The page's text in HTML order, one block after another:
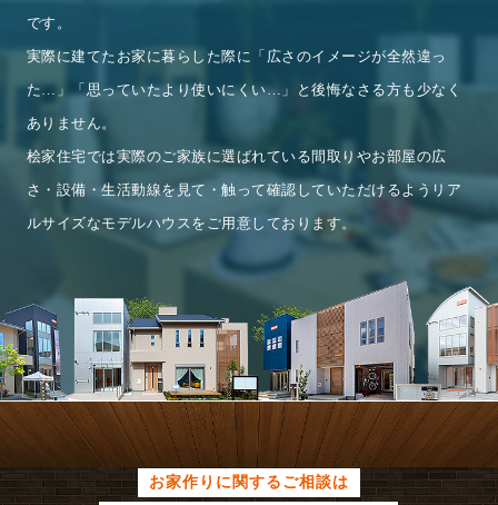
です。
実際に建てたお家に暮らした際に 「広さのイメージが全然違っ
た…」
「思っていたより使いにくい…」と後悔なさる方も少なく
ありません。
桧家住宅では実際のご家族に選ばれている間取りやお部屋の広
さ・設備・生活動線を見て・触って確認していただけるようリア
ルサイズなモデルハウスを ご用意しております。
お家作りに関するご相談は